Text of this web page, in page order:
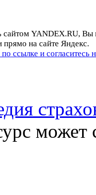
сайтом YANDEX.RU, Вы
прямо на сайте Яндекс.
ссылке и согласитесь
может